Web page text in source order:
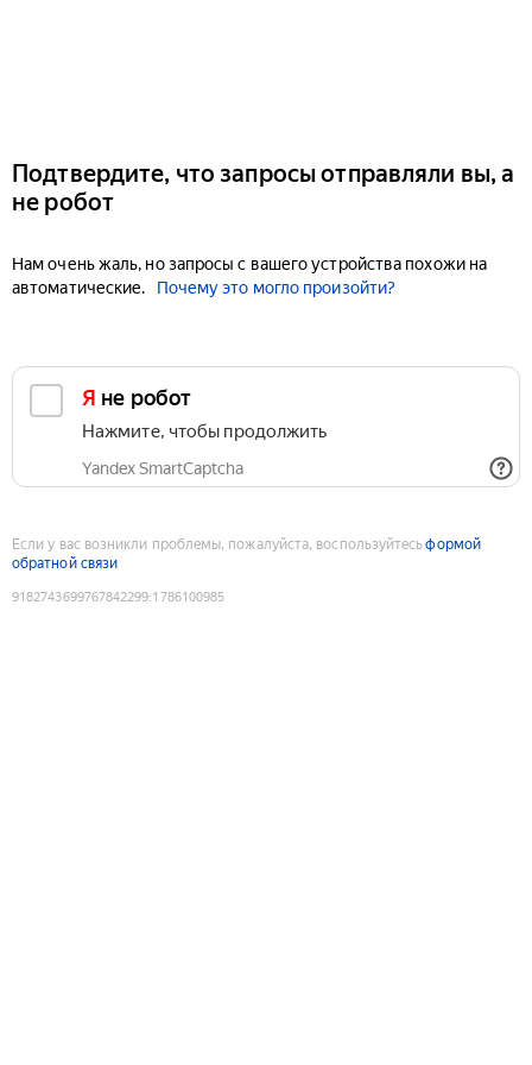
Подтвердите, что запросы отправляли вы, а
не робот
Нам очень жаль, но запросы с вашего устройства похожи на
автоматические.
Почему это могло произойти?
Я не робот
Нажмите, чтобы продолжить
Yandex SmartCaptcha
Если у вас возникли проблемы, пожалуйста, воспользуйтесьформой
обратной связи
9182743699767842299:1786100985